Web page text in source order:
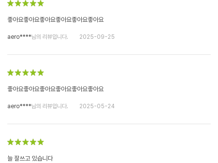
좋아요좋아요좋아요좋아요좋아요좋아요
aero****님의 리뷰입니다. 2025-09-25
좋아요좋아요좋아요좋아요좋아요좋아요
aero****님의 리뷰입니다. 2025-05-24
늘 잘쓰고 있습니다